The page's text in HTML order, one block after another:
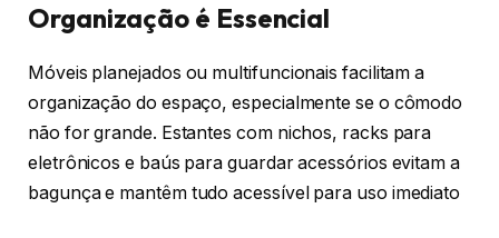
Organização é Essencial
Móveis planejados ou multifuncionais facilitam a
organização do espaço, especialmente se o cômodo
não for grande. Estantes com nichos, racks para
eletrônicos e baús para guardar acessórios evitam a
bagunça e mantêm tudo acessível para uso imediato